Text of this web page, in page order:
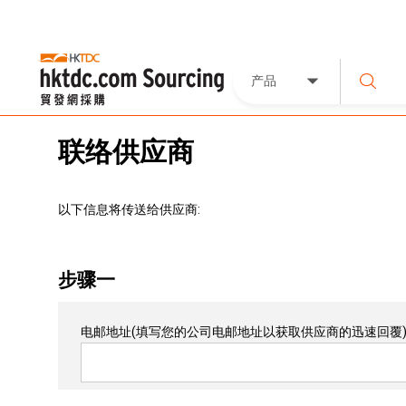
产品
联络供应商
以下信息将传送给供应商:
步骤一
电邮地址(填写您的公司电邮地址以获取供应商的迅速回覆)